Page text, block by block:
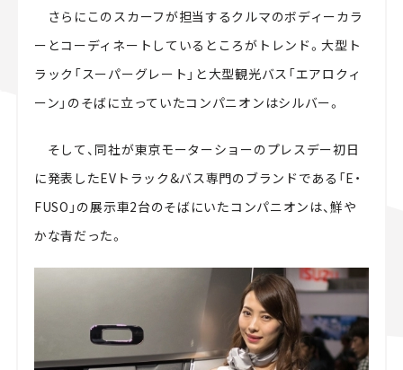
さらにこのスカーフが担当するクルマのボディーカラ
ーとコーディネートしているところがトレンド。大型ト
ラック「スーパーグレート」と大型観光バス「エアロクィ
ーン」のそばに立っていたコンパニオンはシルバー。
そして、同社が東京モーターショーのプレスデー初日
に発表したEVトラック&バス専門のブランドである「E・
FUSO」の展示車2台のそばにいたコンパニオンは、鮮や
かな青だった。